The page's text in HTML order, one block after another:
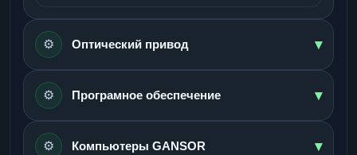
⚙️ Оптический привод ▾
⚙️ Програмное обеспечение ▾
⚙️ Компьютеры GANSOR ▾